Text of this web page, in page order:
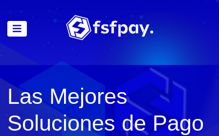
Las Mejores
Soluciones de Pago